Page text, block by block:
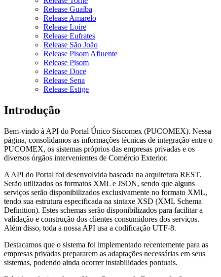
Release Guaíba
Release Amarelo
Release Loire
Release Eufrates
Release São João
Release Pisom Afluente
Release Pisom
Release Doce
Release Sena
Release Estige
Introdução
Bem-vindo à API do Portal Único Siscomex (PUCOMEX). Nessa
página, consolidamos as informações técnicas de integração entre o
PUCOMEX, os sistemas próprios das empresas privadas e os
diversos órgãos intervenientes de Comércio Exterior.
A API do Portal foi desenvolvida baseada na arquitetura REST.
Serão utilizados os formatos XML e JSON, sendo que alguns
serviços serão disponibilizados exclusivamente no formato XML,
tendo sua estrutura especificada na sintaxe XSD (XML Schema
Definition). Estes schemas serão disponibilizados para facilitar a
validação e construção dos clientes consumidores dos serviços.
Além disso, toda a nossa API usa a codificação UTF-8.
Destacamos que o sistema foi implementado recentemente para as
empresas privadas prepararem as adaptações necessárias em seus
sistemas, podendo ainda ocorrer instabilidades pontuais.